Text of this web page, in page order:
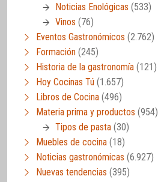
Noticias Enológicas (533)
Vinos (76)
Eventos Gastronómicos (2.762)
Formación (245)
Historia de la gastronomía (121)
Hoy Cocinas Tú (1.657)
Libros de Cocina (496)
Materia prima y productos (954)
Tipos de pasta (30)
Muebles de cocina (18)
Noticias gastronómicas (6.927)
Nuevas tendencias (395)